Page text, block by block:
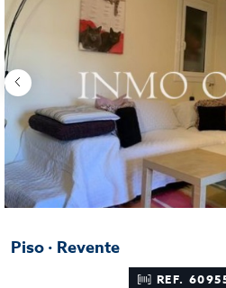
Piso · Revente
REF.